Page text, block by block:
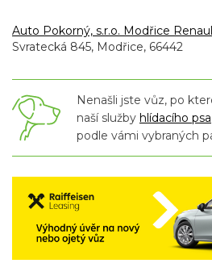
Auto Pokorný, s.r.o. Modřice
Svratecká 845, Modřice, 66442
Nenašli jste vůz, po
naší služby hlídacího psa
podle vámi vybraných